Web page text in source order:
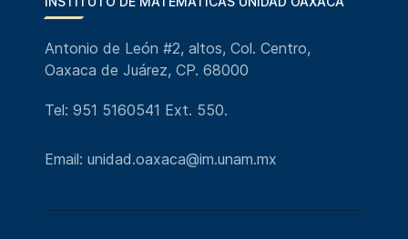
Antonio de León #2, altos, Col. Centro,
Oaxaca de Juárez, CP. 68000
Tel: 951 5160541 Ext. 550.
Email: unidad.oaxaca@im.unam.mx